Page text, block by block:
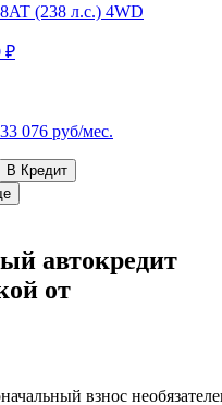
(238 л.с.) 4WD
₽
33 076 руб/мес.
В Кредит
автокредит
от
взнос